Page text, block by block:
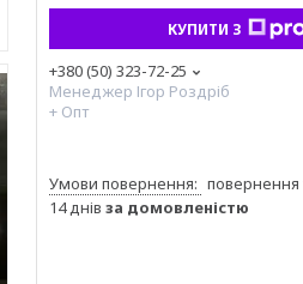
КУПИТИ З
+380 (50) 323-72-25
Менеджер Ігор Роздріб
+ Опт
повернення
14 днів за домовленістю